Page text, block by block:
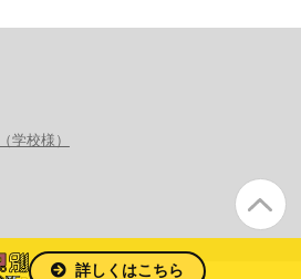
学校様）
詳しくはこちら